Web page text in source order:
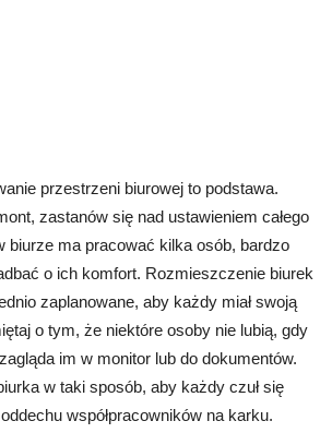
przestrzeni biurowej to podstawa.
zastanów się nad ustawieniem całego
biurze ma pracować kilka osób, bardzo
o ich komfort. Rozmieszczenie biurek
zaplanowane, aby każdy miał swoją
o tym, że niektóre osoby nie lubią, gdy
im w monitor lub do dokumentów.
w taki sposób, aby każdy czuł się
współpracowników na karku.